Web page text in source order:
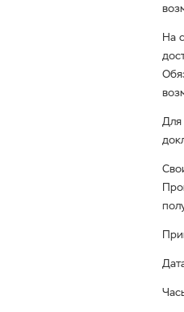
На
Для